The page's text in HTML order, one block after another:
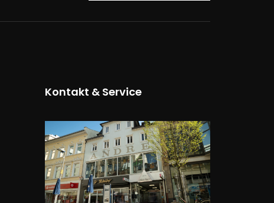
Kontakt & Service